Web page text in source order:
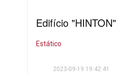
Edifício "HINTON"
Estático
2023-09-19 19:42:41